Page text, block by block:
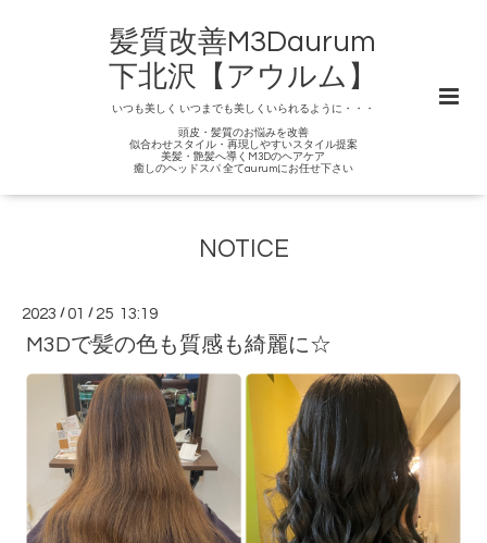
髪質改善M3Daurum
下北沢【アウルム】
いつも美しく いつまでも美しくいられるように・・・
頭皮・髪質のお悩みを改善
似合わせスタイル・再現しやすいスタイル提案
美髪・艶髪へ導くM3Dのヘアケア
癒しのヘッドスパ 全てaurumにお任せ下さい
NOTICE
2023 /01 / 25 13:19
M3Dで髪の色も質感も綺麗に☆